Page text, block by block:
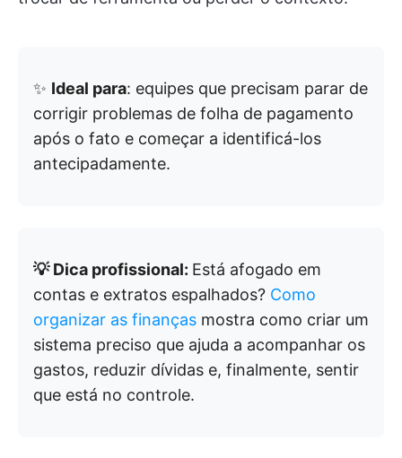
✨ Ideal para: equipes que precisam parar de
corrigir problemas de folha de pagamento
após o fato e começar a identificá-los
antecipadamente.
💡 Dica profissional: Está afogado em
contas e extratos espalhados? Como
organizar as finanças mostra como criar um
sistema preciso que ajuda a acompanhar os
gastos, reduzir dívidas e, finalmente, sentir
que está no controle.